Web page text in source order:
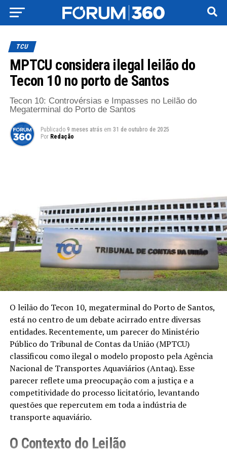
TCU
MPTCU considera ilegal leilão do
Tecon 10 no porto de Santos
Tecon 10: Controvérsias e Impasses no Leilão do
Megaterminal do Porto de Santos
Publicado 9 meses atrás em 31 de outubro de 2025
Por Redação
O leilão do Tecon 10, megaterminal do Porto de Santos,
está no centro de um debate acirrado entre diversas
entidades. Recentemente, um parecer do Ministério
Público do Tribunal de Contas da União (MPTCU)
classificou como ilegal o modelo proposto pela Agência
Nacional de Transportes Aquaviários (Antaq). Esse
parecer reflete uma preocupação com a justiça e a
competitividade do processo licitatório, levantando
questões que repercutem em toda a indústria de
transporte aquaviário.
O Contexto do Leilão